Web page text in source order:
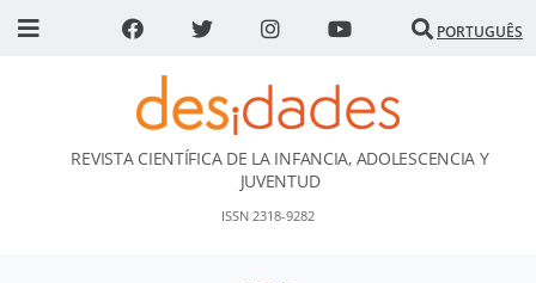
PORTUGUÊS
DESidades
REVISTA CIENTÍFICA DE LA INFANCIA, ADOLESCENCIA Y
JUVENTUD
ISSN 2318-9282